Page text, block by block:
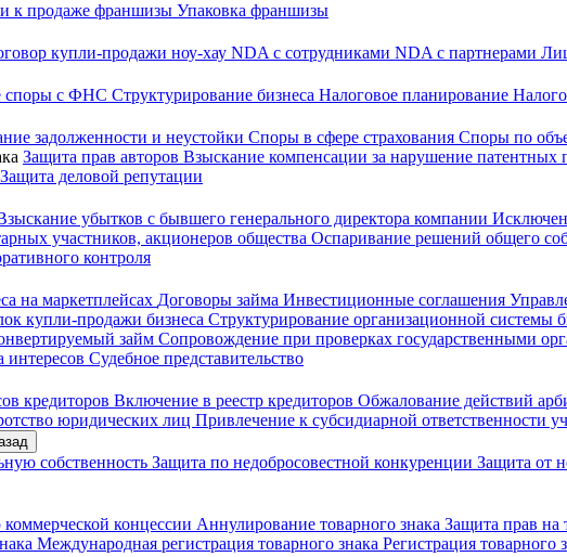
к продаже франшизы Упаковка франшизы
купли-продажи ноу-хау NDA с сотрудниками NDA с партнерами
споры с ФНС Структурирование бизнеса Налоговое планирование
задолженности и неустойки Споры в сфере страхования Споры по
Защита прав авторов Взыскание компенсации за нарушение патентных
Защита деловой репутации
убытков с бывшего генерального директора компании
участников, акционеров общества Оспаривание решений общего
контроля
на маркетплейсах Договоры займа Инвестиционные соглашения
купли-продажи бизнеса Структурирование организационной системы
займ Сопровождение при проверках государственными
интересов Судебное представительство
кредиторов Включение в реестр кредиторов Обжалование действий
юридических лиц Привлечение к субсидиарной ответственности
собственность Защита по недобросовестной конкуренции Защита от
коммерческой концессии Аннулирование товарного знака Защита прав на
Международная регистрация товарного знака Регистрация товарного